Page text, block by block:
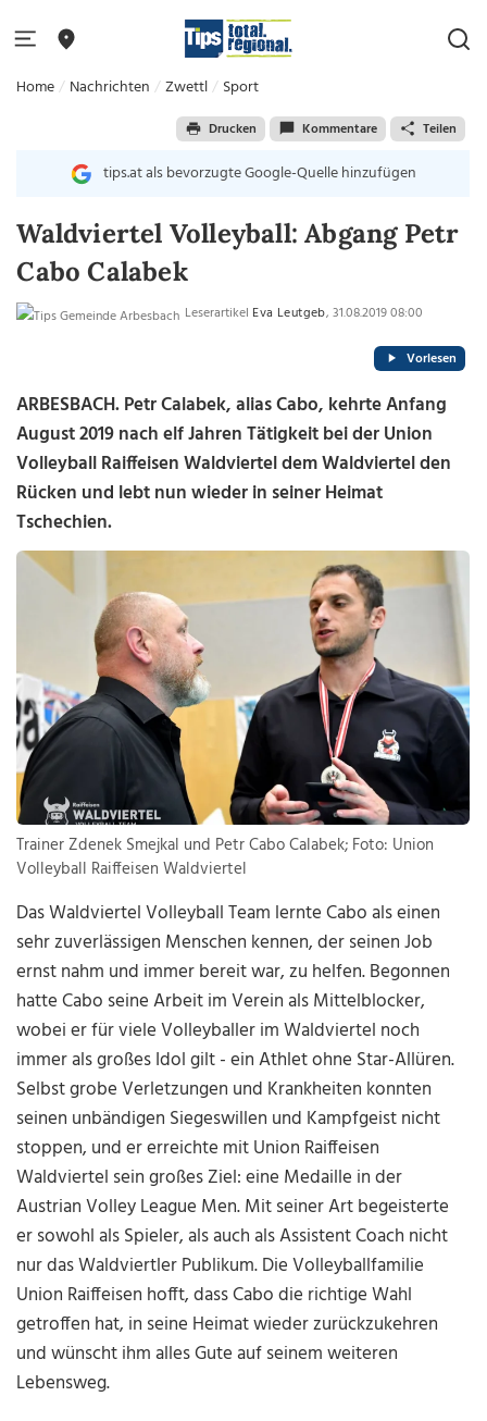
Home Nachrichten Zwettl Sport
Drucken Kommentare Teilen
tips.at als bevorzugte Google-Quelle hinzufügen
Waldviertel Volleyball: Abgang Petr
Cabo Calabek
Leserartikel Eva Leutgeb, 31.08.2019 08:00
Vorlesen
ARBESBACH. Petr Calabek, alias Cabo, kehrte Anfang
August 2019 nach elf Jahren Tätigkeit bei der Union
Volleyball Raiffeisen Waldviertel dem Waldviertel den
Rücken und lebt nun wieder in seiner Heimat
Tschechien.
Trainer Zdenek Smejkal und Petr Cabo Calabek; Foto: Union
Volleyball Raiffeisen Waldviertel
Das Waldviertel Volleyball Team lernte Cabo als einen
sehr zuverlässigen Menschen kennen, der seinen Job
ernst nahm und immer bereit war, zu helfen. Begonnen
hatte Cabo seine Arbeit im Verein als Mittelblocker,
wobei er für viele Volleyballer im Waldviertel noch
immer als großes Idol gilt - ein Athlet ohne Star-Allüren.
Selbst grobe Verletzungen und Krankheiten konnten
seinen unbändigen Siegeswillen und Kampfgeist nicht
stoppen, und er erreichte mit Union Raiffeisen
Waldviertel sein großes Ziel: eine Medaille in der
Austrian Volley League Men. Mit seiner Art begeisterte
er sowohl als Spieler, als auch als Assistent Coach nicht
nur das Waldviertler Publikum. Die Volleyballfamilie
Union Raiffeisen hofft, dass Cabo die richtige Wahl
getroffen hat, in seine Heimat wieder zurückzukehren
und wünscht ihm alles Gute auf seinem weiteren
Lebensweg.